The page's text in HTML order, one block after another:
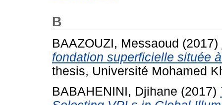
B
BAAZOUZI, Messaoud (2017)
fondation superficielle située
thesis, Université Mohamed
BABAHENINI, Djihane (2017)